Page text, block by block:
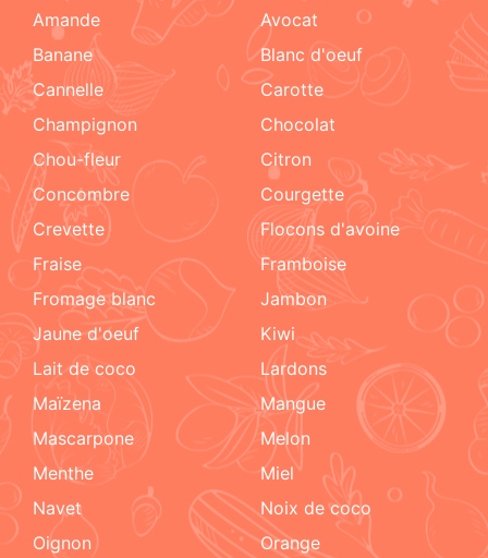
amande
Avocat
Banane
blanc d'oeuf
cannelle
carotte
champignon
chocolat
chou-fleur
citron
concombre
courgette
crevette
flocons d'avoine
fraise
framboise
fromage blanc
jambon
jaune d'oeuf
kiwi
lait de coco
lardons
maïzena
mangue
mascarpone
melon
menthe
miel
navet
noix de coco
oignon
orange